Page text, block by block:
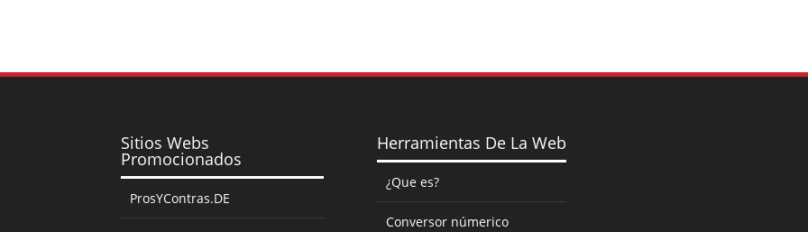
Sitios Webs
Promocionados
ProsYContras.DE
Herramientas De La Web
¿Que es?
Conversor númerico